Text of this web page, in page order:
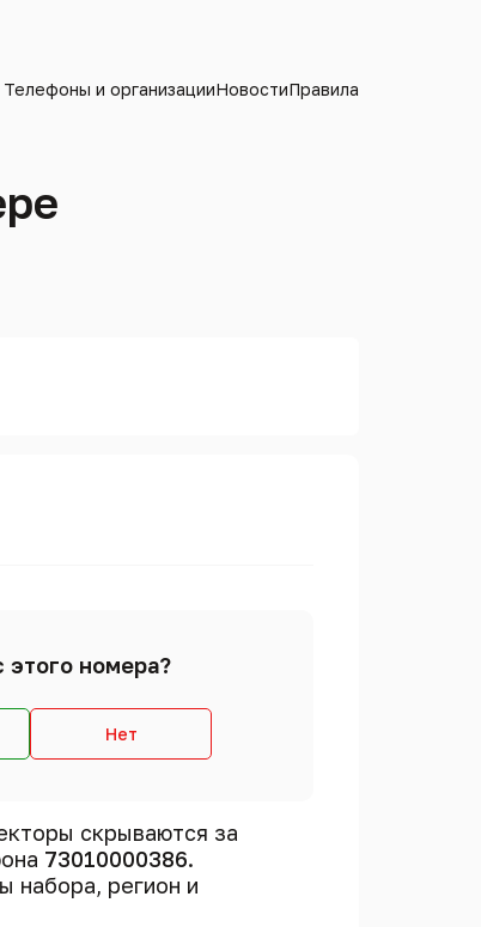
Телефоны и организацииНовостиПравила
этого номера?
Нет
скрываются за
73010000386.
набора, регион и